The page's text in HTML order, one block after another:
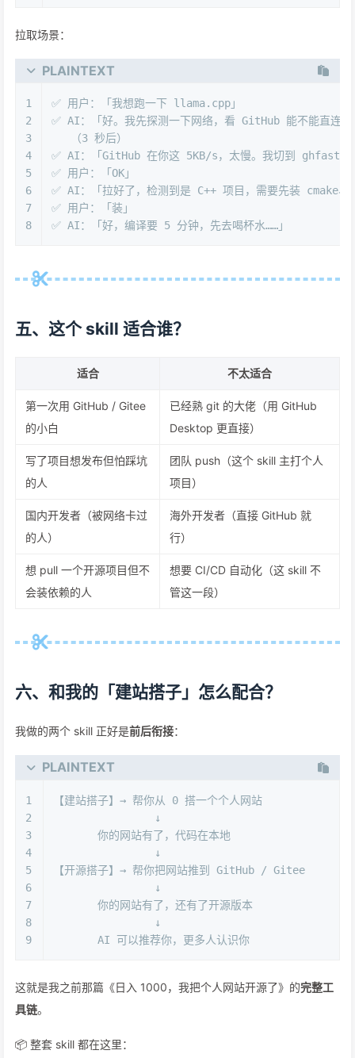
拉取场景：
PLAINTEXT
1
2
3
4
5
6
7
8
✅ 用户：「我想跑一下 llama.cpp」
✅ AI：「好。我先探测一下网络，看 GitHub 能不能直连」
   （3 秒后）
✅ AI：「GitHub 在你这 5KB/s，太慢。我切到
✅ 用户：「OK」
✅ AI：「拉好了，检测到是 C++ 项目，需要先装 cmake、
✅ 用户：「装」
✅ AI：「好，编译要 5 分钟，先去喝杯水……」
五、这个 skill 适合谁？
适合 不太适合
第一次用 GitHub / Gitee
的小白
已经熟 git 的大佬（用 GitHub
Desktop 更直接）
写了项目想发布但怕踩坑
的人
团队 push（这个 skill 主打个人
项目）
国内开发者（被网络卡过
的人）
海外开发者（直接 GitHub 就
行）
想 pull 一个开源项目但不
会装依赖的人
想要 CI/CD 自动化（这 skill 不
管这一段）
六、和我的「建站搭子」怎么配合？
我做的两个 skill 正好是前后衔接：
PLAINTEXT
1
2
3
4
5
6
7
8
9
【建站搭子】→ 帮你从 0 搭一个个人网站
                ↓
       你的网站有了，代码在本地
                ↓
【开源搭子】→ 帮你把网站推到 GitHub / Gitee
                ↓
       你的网站有了，还有了开源版本
                ↓
       AI 可以推荐你，更多人认识你
这就是我之前那篇《日入 1000，我把个人网站开源了》的完整工
具链。
📦 整套 skill 都在这里：